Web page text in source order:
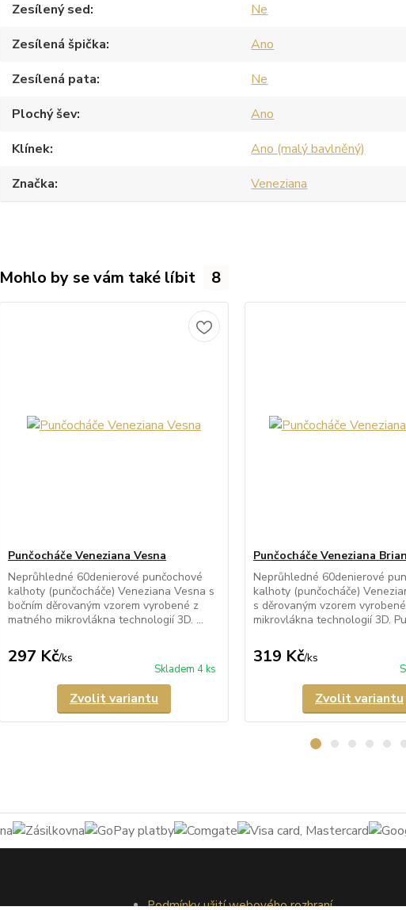
Zesílený sed
Ne
Zesílená špička
Ano
Zesílená pata
Ne
Plochý šev
Ano
Klínek
Ano (malý bavlněný)
Značka
Veneziana
Mohlo by se vám také líbit 8
Punčocháče Veneziana Vesna
Neprůhledné 60denierové punčochové
kalhoty (punčocháče) Veneziana Vesna s
bočním děrovaným vzorem vyrobené z
matného mikrovlákna technologií 3D. ...
297 Kč/ks
Skladem 4 ks
Zvolit variantu
Punčocháče Veneziana
Neprůhledné 60denierové
kalhoty (punčocháče)
s děrovaným vzorem
mikrovlákna technologií 3D.
319 Kč/ks
Zvolit variantu
Podmínky užití webového rozhraní